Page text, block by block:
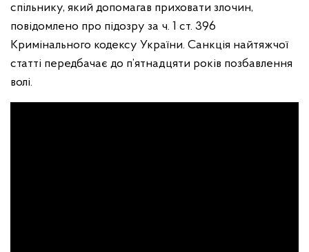
спільнику, який допомагав приховати злочин,
повідомлено про підозру за ч. 1 ст. 396
Кримінального кодексу України. Санкція найтяжчої
статті передбачає до п’ятнадцяти років позбавлення
волі.